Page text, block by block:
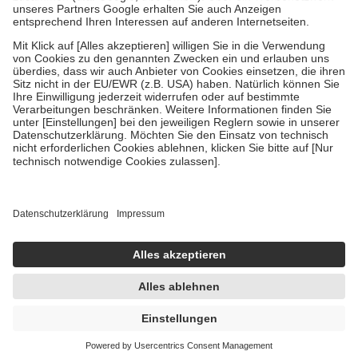
Um das Engagement der Versicherten für ihre eigene Gesundheit zu
stärken und die besondere Stellung der Familie zu unterstützen,
fallenkeine Zuzahlungenan bei:
• Kindern und Jugendlichen bis zum vollendeten 18. Lebensjahr
mit Ausnahme der Fahrkosten
• Untersuchungen zur Vorsorge und Früherkennung, die von der
GKV getragen werden
• empfohlenen Schutzimpfungen
• Harn- und Blutteststreifen
getroffen, um sicherzustellen, dass es sich um echte Bewertungen
https://help.etrusted.com/hc/de/articles/4419944605341
Einige Bilder und Inhalte wurden unter Zuhilfenahme künstlicher